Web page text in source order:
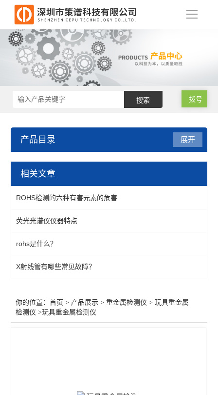
导
拨号
产品目录
重金属检测仪
查看全部 >>
展开
相关文章
ROHS检测的六种有害元素的危害
荧光光谱仪仪器特点
rohs是什么？
X射线管有哪些常见故障？
你的位置：首页 > 产品展示 >重金属检测仪 >玩具重金属
检测仪 >玩具重金属检测仪